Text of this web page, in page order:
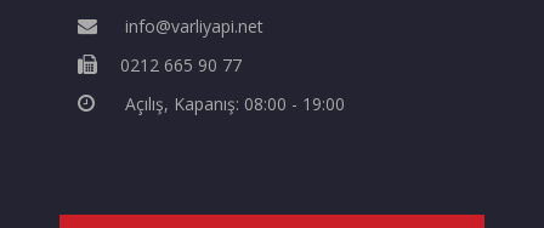
info@varliyapi.net
0212 665 90 77
Açılış, Kapanış: 08:00 - 19:00